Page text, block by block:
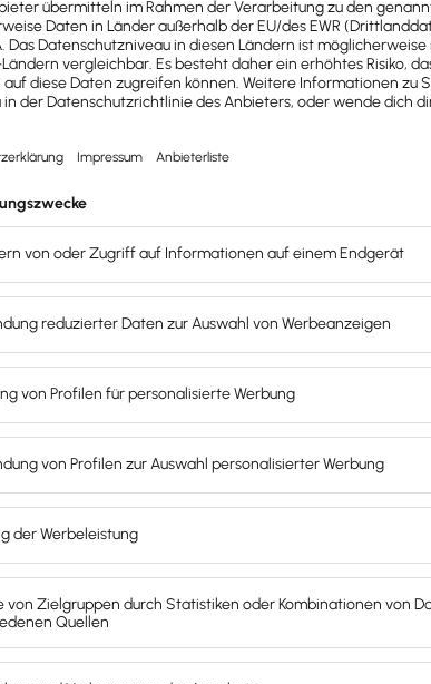
Sozialversicherungsträger (z. B.
entweder direkt oder über die
im Überblick, inklusive
Agentur für Arbeit getragen, sofern ein
eigenständig abzuführen. Bei freien Berufen